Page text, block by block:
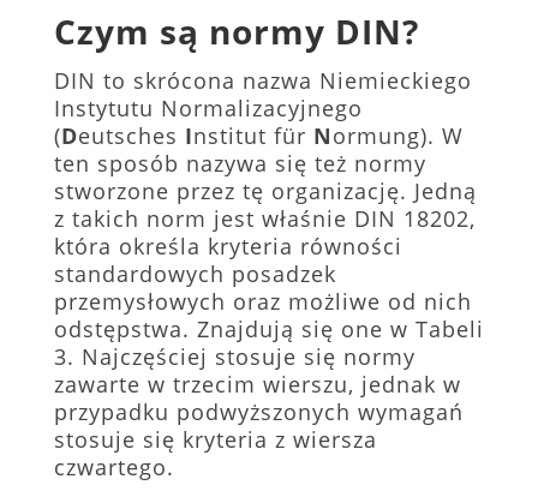
Czym są normy DIN?
DIN to skrócona nazwa Niemieckiego
Instytutu Normalizacyjnego
(Deutsches Institut für Normung). W
ten sposób nazywa się też normy
stworzone przez tę organizację. Jedną
z takich norm jest właśnie DIN 18202,
która określa kryteria równości
standardowych posadzek
przemysłowych oraz możliwe od nich
odstępstwa. Znajdują się one w Tabeli
3. Najczęściej stosuje się normy
zawarte w trzecim wierszu, jednak w
przypadku podwyższonych wymagań
stosuje się kryteria z wiersza
czwartego.